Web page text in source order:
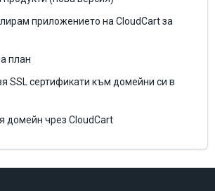
приложението на CloudCart за
план
SSL сертификати към домейни си в
домейн чрез CloudCart